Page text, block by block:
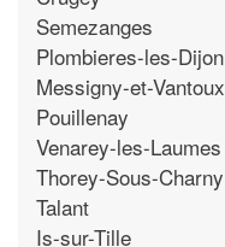
Semezanges
Plombieres-les-Dijon
Messigny-et-Vantoux
Pouillenay
Venarey-les-Laumes
Thorey-Sous-Charny
Talant
Is-sur-Tille